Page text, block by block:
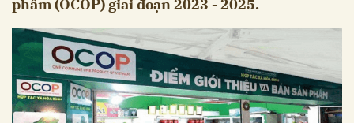
phẩm (OCOP) giai đoạn 2023 - 2025.